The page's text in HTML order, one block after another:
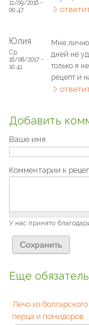
11/09/2016 -
00:47
Юлия
Ср,
16/08/2017 -
10:41
Мне лично
дней не
только я
рецепт и
Добавить
Ваше имя
Комментарии к
У нас принято
Еще
Лечо из болгарского
перца и помидоров